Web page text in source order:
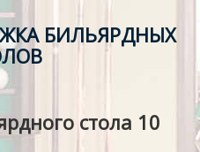
БИЛЬЯРДНЫХ
стола 10